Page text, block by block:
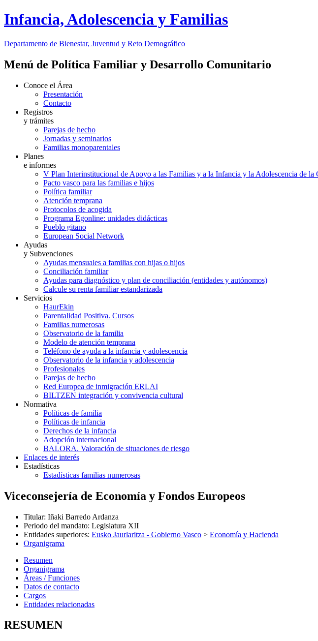
Infancia, Adolescencia y Familias
Departamento de Bienestar, Juventud y Reto Demográfico
Menú de Política Familiar y Desarrollo Comunitario
Conoce el Área
Presentación
Contacto
Registros
y trámites
Parejas de hecho
Jornadas y seminarios
Familias monoparentales
Planes
e informes
V Plan Interinstitucional de Apoyo a las Familias y a la Infancia y la Adolescencia de la
Pacto vasco para las familias e hijos
Política familiar
Atención temprana
Protocolos de acogida
Programa Egonline: unidades didácticas
Pueblo gitano
European Social Network
Ayudas
y Subvenciones
Ayudas mensuales a familias con hijas o hijos
Conciliación familiar
Ayudas para diagnóstico y plan de conciliación (entidades y autónomos)
Calcule su renta familiar estandarizada
Servicios
HaurEkin
Parentalidad Positiva. Cursos
Familias numerosas
Observatorio de la familia
Modelo de atención temprana
Teléfono de ayuda a la infancia y adolescencia
Observatorio de la infancia y adolescencia
Profesionales
Parejas de hecho
Red Europea de inmigración ERLAI
BILTZEN integración y convivencia cultural
Normativa
Políticas de familia
Políticas de infancia
Derechos de la infancia
Adopción internacional
BALORA. Valoración de situaciones de riesgo
Enlaces de interés
Estadísticas
Estadísticas familias numerosas
Viceconsejería de Economía y Fondos Europeos
Titular: Iñaki Barredo Ardanza
Periodo del mandato: Legislatura XII
Entidades superiores: Eusko Jaurlaritza - Gobierno Vasco > Economía y Hacienda
Organigrama
Resumen
Organigrama
Áreas / Funciones
Datos de contacto
Cargos
Entidades relacionadas
RESUMEN